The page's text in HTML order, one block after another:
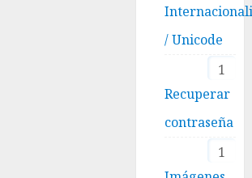
/ Unicode
1
Recuperar
contraseña
1